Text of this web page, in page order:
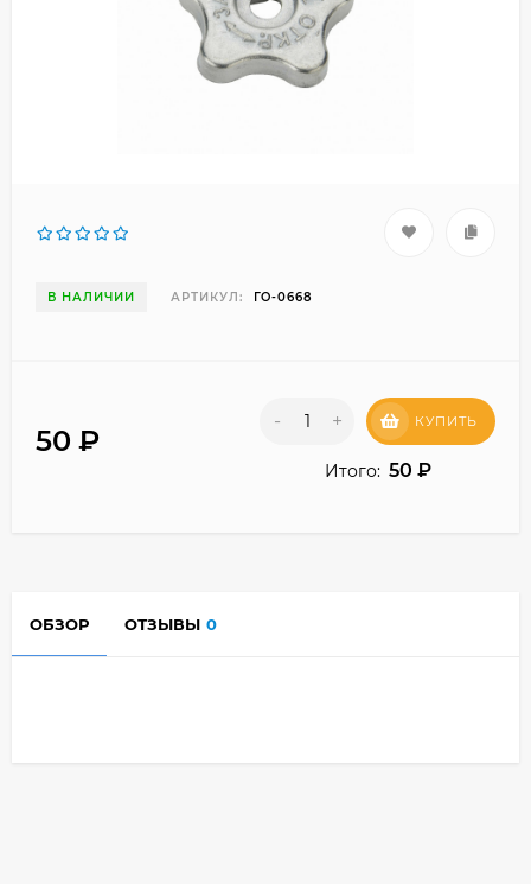
В НАЛИЧИИ АРТИКУЛ: ГО-0668
50 ₽
- + КУПИТЬ
Итого: 50 ₽
ОБЗОР ОТЗЫВЫ 0